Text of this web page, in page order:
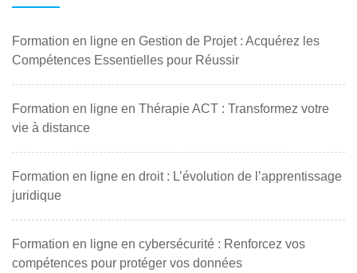
Formation en ligne en Gestion de Projet : Acquérez les
Compétences Essentielles pour Réussir
Formation en ligne en Thérapie ACT : Transformez votre
vie à distance
Formation en ligne en droit : L’évolution de l’apprentissage
juridique
Formation en ligne en cybersécurité : Renforcez vos
compétences pour protéger vos données